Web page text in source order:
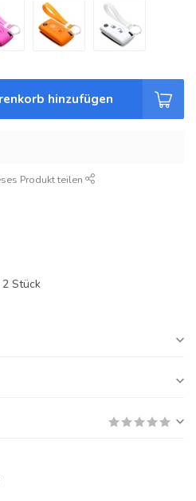
hinzufügen
Produkt teilen
2 Stück